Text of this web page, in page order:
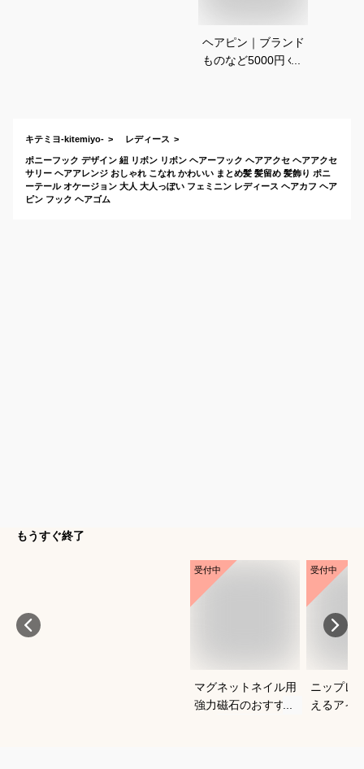
ヘアピン｜ブランド
ものなど5000円くら
キテミヨ-kitemiyo- レディース
ポニーフック デザイン 紐 リボン リボン ヘアーフック ヘアアクセ ヘアアクセ
サリー ヘアアレンジ おしゃれ こなれ かわいい まとめ髪 髪留め 髪飾り ポニ
ーテール オケージョン 大人 大人っぽい フェミニン レディース ヘアカフ ヘア
ピン フック ヘアゴム
もうすぐ終了
受付中
マグネットネイル用
強力磁石のおすすめ
受付中
ニップレ
えるアイ